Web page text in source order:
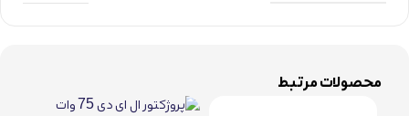
محصولات مرتبط